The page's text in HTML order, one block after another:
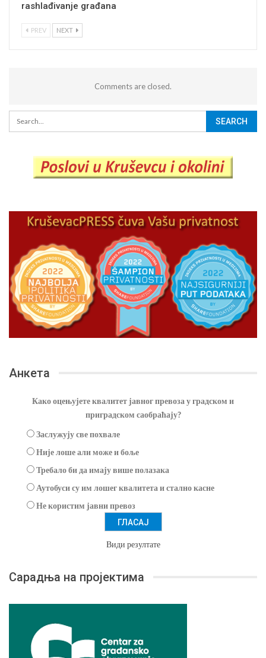
rashlađivanje građana
PREV NEXT
Comments are closed.
Анкета
Како оцењујете квалитет јавног превоза у градском и
приградском саобраћају?
Заслужују све похвале
Није лоше али може и боље
Требало би да имају више полазака
Аутобуси су им лошег квалитета и стално касне
Не користим јавни превоз
Види резултате
Сарадња на пројектима